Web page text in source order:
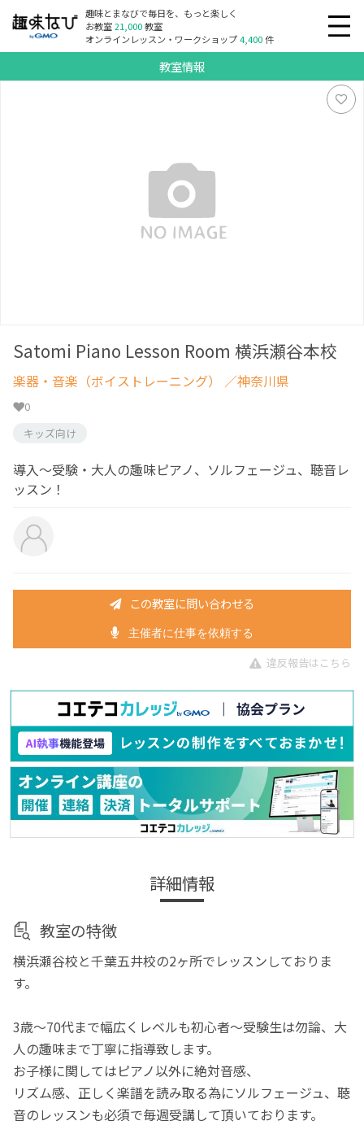
趣味とまなびで毎日を、もっと楽しく
お教室21,000教室
オンラインレッスン・ワークショップ4,400件
教室情報
Satomi Piano Lesson Room 横浜瀬谷本校
楽器・音楽（ボイストレーニング） ／神奈川県
0
キッズ向け
導入～受験・大人の趣味ピアノ、ソルフェージュ、聴音レ
ッスン！
この教室に問い合わせる
主催者に仕事を依頼する
違反報告はこちら
詳細情報
教室の特徴
横浜瀬谷校と千葉五井校の2ヶ所でレッスンしておりま
す。
3歳～70代まで幅広くレベルも初心者～受験生は勿論、大
人の趣味まで丁寧に指導致します。
お子様に関してはピアノ以外に絶対音感、
リズム感、正しく楽譜を読み取る為にソルフェージュ、聴
音のレッスンも必須で毎週受講して頂いております。